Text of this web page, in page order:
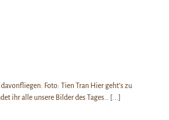
Foto: Tien Tran Hier geht’s zu
ihr alle unsere Bilder des Tages…
[...]